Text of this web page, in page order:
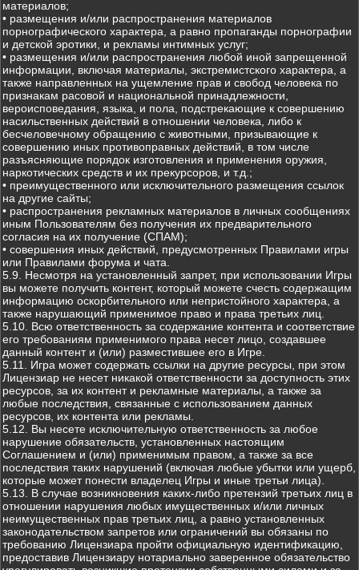
материалов;
• размещения и/или распространения материалов
порнографического характера, а равно пропаганды порнографии
и детской эротики, и рекламы интимных услуг;
• размещения и/или распространения любой иной запрещенной
информации, включая материалы, экстремистского характера, а
также направленных на ущемление прав и свобод человека по
признакам расовой и национальной принадлежности,
вероисповедания, языка, и пола, подстрекающие к совершению
насильственных действий в отношении человека, либо к
бесчеловечному обращению с животными, призывающие к
совершению иных противоправных действий, в том числе
разъясняющие порядок изготовления и применения оружия,
наркотических средств и их прекурсоров, и т.д.;
• преимущественного или исключительного размещения ссылок
на другие сайты;
• распространения рекламных материалов в личных сообщениях
иным Пользователям без получения их предварительного
согласия на их получение (СПАМ);
• совершения иных действий, предусмотренных Правилами игры
или Правилами форума и чата.
5.9. Несмотря на установленный запрет, при использовании Игры
вы можете получить контент, который можете счесть содержащим
информацию оскорбительного или непристойного характера, а
также нарушающий применимое право и права третьих лиц.
5.10. Всю ответственность за содержание контента и соответствие
его требованиям применимого права несет лицо, создавшее
данный контент и (или) разместившее его в Игре.
5.11. Игра может содержать ссылки на другие ресурсы, при этом
Лицензиар не несет никакой ответственности за доступность этих
ресурсов, за их контент и рекламные материалы, а также за
любые последствия, связанные с использованием данных
ресурсов, их контента или рекламы.
5.12. Вы несете исключительную ответственность за любое
нарушение обязательств, установленных настоящим
Соглашением и (или) применимым правом, а также за все
последствия таких нарушений (включая любые убытки или ущерб,
которые может понести владелец Игры и иные третьи лица).
5.13. В случае возникновения каких-либо претензий третьих лиц в
отношении нарушения любых имущественных и/или личных
неимущественных прав третьих лиц, а равно установленных
законодательством запретов или ограничений вы обязаны по
требованию Лицензиара пройти официальную идентификацию,
предоставив Лицензиару нотариально заверенное обязательство